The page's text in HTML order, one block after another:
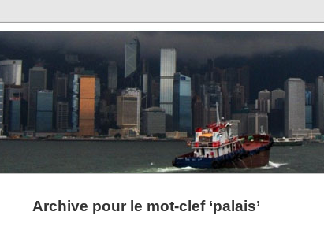
Archive pour le mot-clef ‘palais’